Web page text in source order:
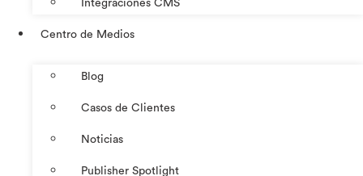
Integraciones CMS
Centro de Medios
Blog
Casos de Clientes
Noticias
Publisher Spotlight